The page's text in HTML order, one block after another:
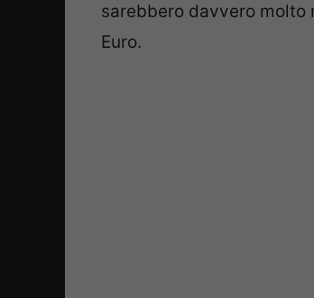
sarebbero davvero molto
Euro.